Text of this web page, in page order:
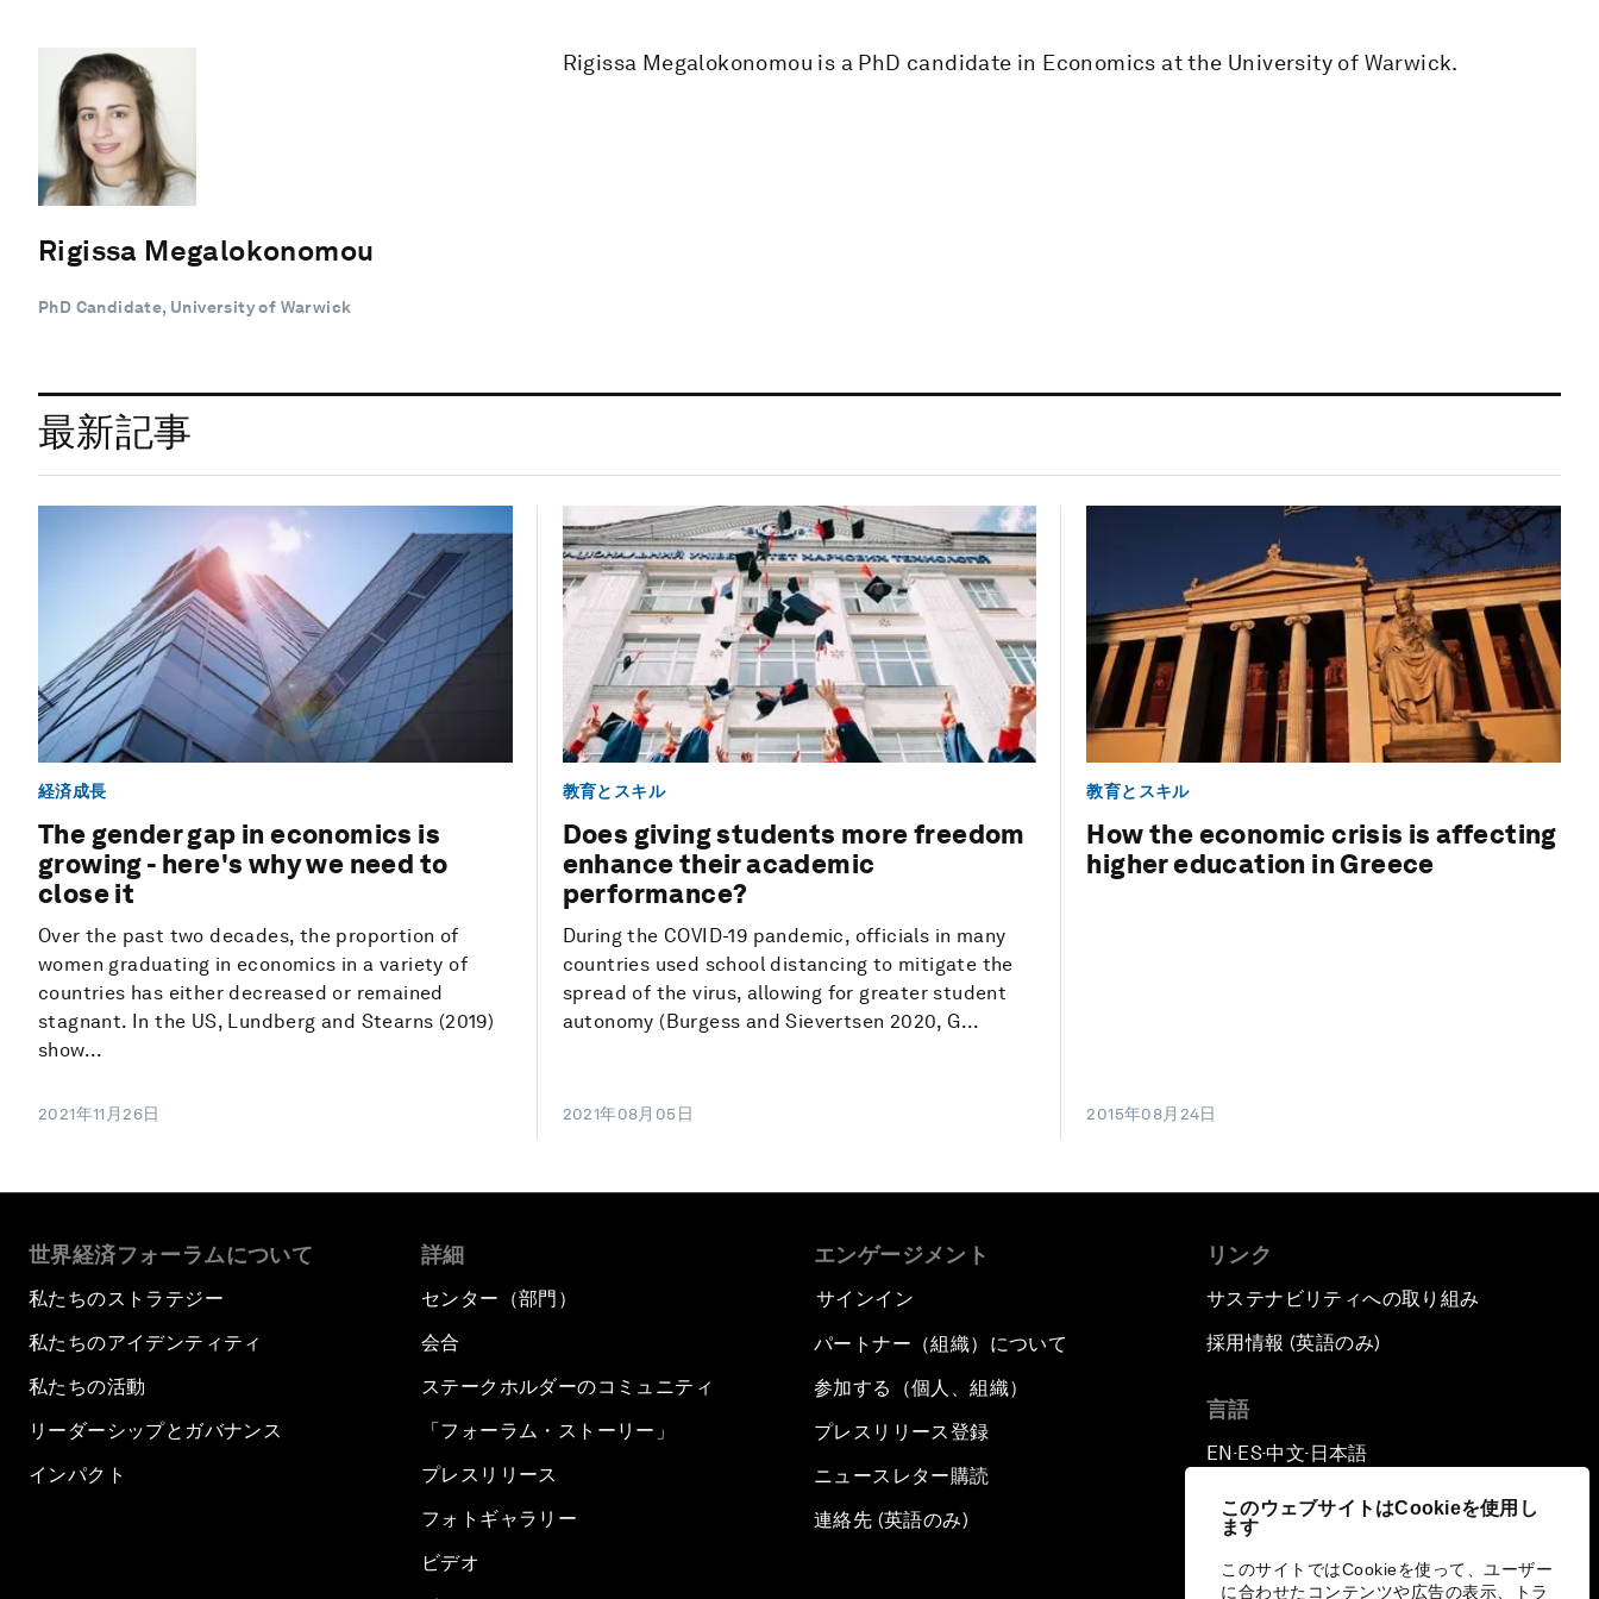
このウェブサイトはCookieを使用し
ます
このサイトではCookieを使って、ユーザー
に合わせたコンテンツや広告の表示、トラ
Rigissa Megalokonomou
PhD Candidate, University of Warwick
Rigissa Megalokonomou is a PhD candidate in Economics at the University of Warwick.
最新記事
経済成長
The gender gap in economics is
growing - here's why we need to
close it
Over the past two decades, the proportion of
women graduating in economics in a variety of
countries has either decreased or remained
stagnant. In the US, Lundberg and Stearns (2019)
show...
2021年11月26日
教育とスキル
Does giving students more freedom
enhance their academic
performance?
During the COVID-19 pandemic, officials in many
countries used school distancing to mitigate the
spread of the virus, allowing for greater student
autonomy (Burgess and Sievertsen 2020, G...
2021年08月05日
教育とスキル
How the economic crisis is affecting
higher education in Greece
2015年08月24日
世界経済フォーラムについて
私たちのストラテジー
私たちのアイデンティティ
私たちの活動
リーダーシップとガバナンス
インパクト
詳細
センター（部門）
会合
ステークホルダーのコミュニティ
「フォーラム・ストーリー」
プレスリリース
フォトギャラリー
ビデオ
エンゲージメント
サインイン
パートナー（組織）について
参加する（個人、組織）
プレスリリース登録
ニュースレター購読
連絡先 (英語のみ)
リンク
サステナビリティへの取り組み
採用情報 (英語のみ)
言語
EN ▪ ES▪中文▪ 日本語